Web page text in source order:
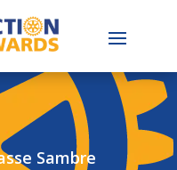
Sambre